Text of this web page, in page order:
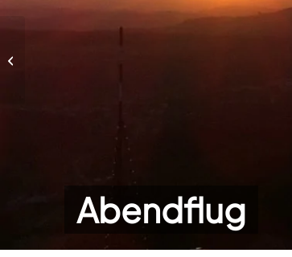
Abendflug